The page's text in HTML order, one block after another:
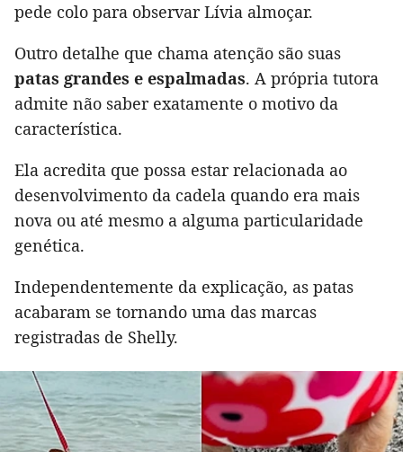
pede colo para observar Lívia almoçar.
Outro detalhe que chama atenção são suas
patas grandes e espalmadas. A própria tutora
admite não saber exatamente o motivo da
característica.
Ela acredita que possa estar relacionada ao
desenvolvimento da cadela quando era mais
nova ou até mesmo a alguma particularidade
genética.
Independentemente da explicação, as patas
acabaram se tornando uma das marcas
registradas de Shelly.